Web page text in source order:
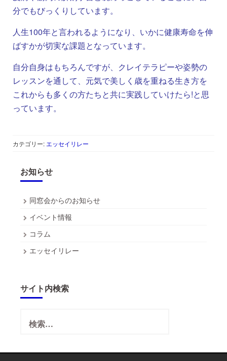
分でもびっくりしています。
人生100年と言われるようになり、いかに健康寿命を伸
ばすかが切実な課題となっています。
自分自身はもちろんですが、クレイテラピーや姿勢の
レッスンを通して、元気で美しく歳を重ねる生き方を
これからも多くの方たちと共に実践していけたら!と思
っています。
カテゴリー: エッセイリレー
お知らせ
同窓会からのお知らせ
イベント情報
コラム
エッセイリレー
サイト内検索
索: